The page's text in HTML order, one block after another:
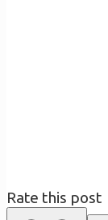
Rate this post